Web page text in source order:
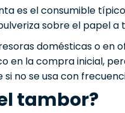
es el consumible
sobre el papel a
domésticas o en
en la compra inicial,
si no se usa con
tambor?